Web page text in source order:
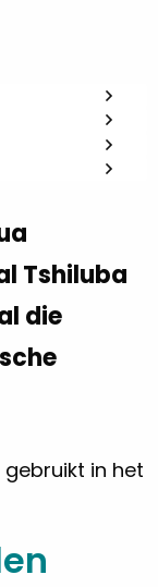
Tshiluba
die
in het